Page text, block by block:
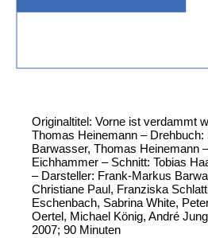
Originaltitel: Vorne ist verdammt
Thomas Heinemann –
Barwasser, Thomas Heinemann
Eichhammer – Schnitt: Tobias
– Darsteller: Frank-Markus
Christiane Paul, Franziska
Eschenbach, Sabrina White,
Oertel, Michael König, André
2007; 90 Minuten